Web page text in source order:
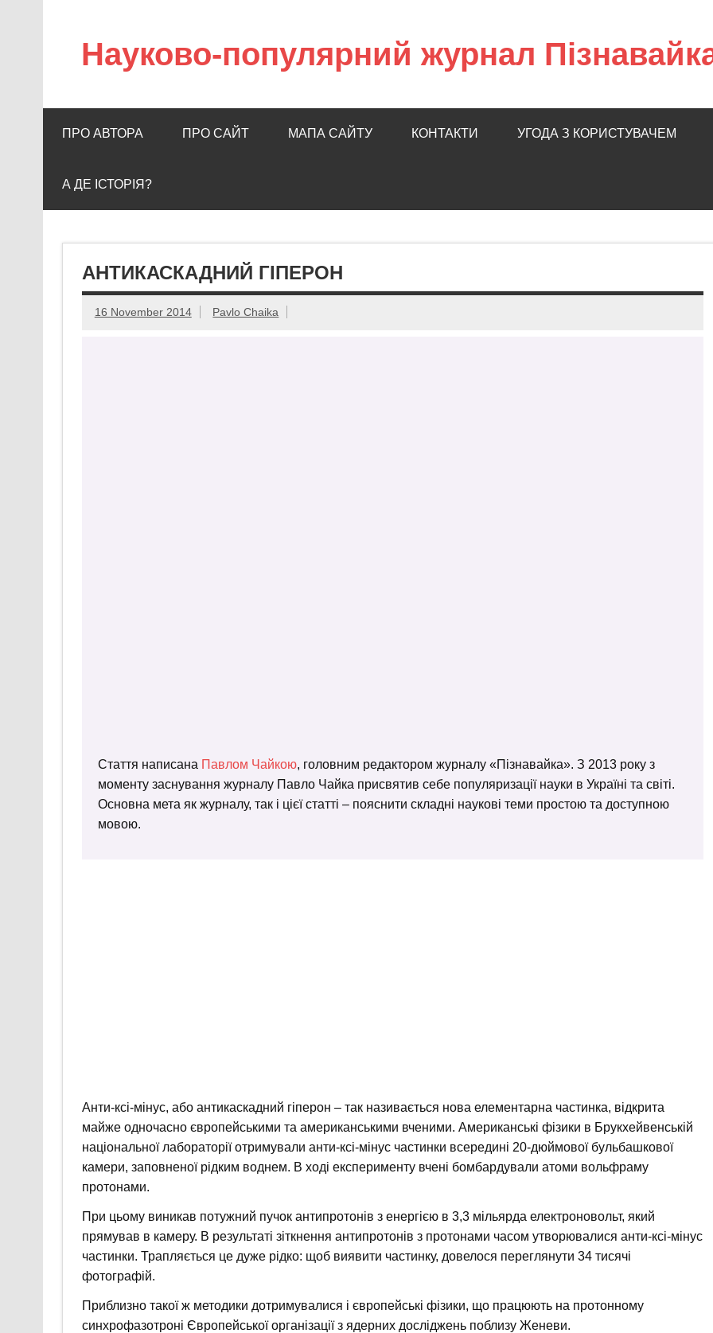
Науково-популярний журнал
ПРО АВТОРА ПРО САЙТ МАПА САЙТУ КОНТАКТИ УГОДА З КОРИСТУВАЧЕМ
А ДЕ ІСТОРІЯ?
АНТИКАСКАДНИЙ ГІПЕРОН
16 November 2014 Pavlo Chaika
Стаття написана Павлом Чайкою, головним редактором журналу «Пізнавайка». З 2013 року з
моменту заснування журналу Павло Чайка присвятив себе популяризації науки в Україні та світі.
Основна мета як журналу, так і цієї статті – пояснити складні наукові теми простою та доступною
мовою.
Анти-ксі-мінус, або антикаскадний гіперон – так називається нова елементарна частинка, відкрита
майже одночасно європейськими та американськими вченими. Американські фізики в Брукхейвенській
національної лабораторії отримували анти-ксі-мінус частинки всередині 20-дюймової бульбашкової
камери, заповненої рідким воднем. В ході експерименту вчені бомбардували атоми вольфраму
протонами.
При цьому виникав потужний пучок антипротонів з енергією в 3,3 мільярда електроновольт, який
прямував в камеру. В результаті зіткнення антипротонів з протонами часом утворювалися анти-ксі-мінус
частинки. Трапляється це дуже рідко: щоб виявити частинку, довелося переглянути 34 тисячі
фотографій.
Приблизно такої ж методики дотримувалися і європейські фізики, що працюють на протонному
синхрофазотроні Європейської організації з ядерних досліджень поблизу Женеви.